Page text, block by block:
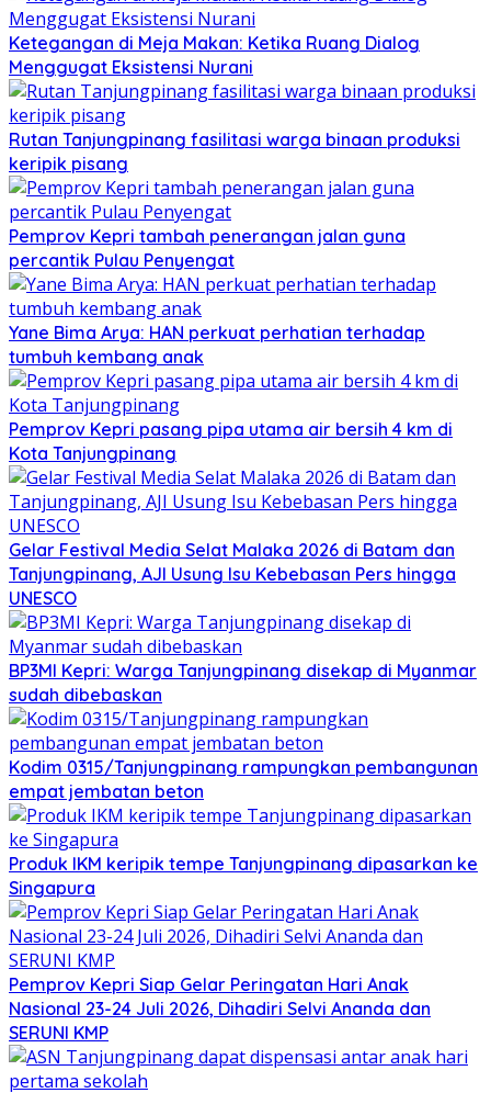
Ketegangan di Meja Makan: Ketika Ruang Dialog
Menggugat Eksistensi Nurani
Rutan Tanjungpinang fasilitasi warga binaan produksi
keripik pisang
Pemprov Kepri tambah penerangan jalan guna
percantik Pulau Penyengat
Yane Bima Arya: HAN perkuat perhatian terhadap
tumbuh kembang anak
Pemprov Kepri pasang pipa utama air bersih 4 km di
Kota Tanjungpinang
Gelar Festival Media Selat Malaka 2026 di Batam dan
Tanjungpinang, AJI Usung Isu Kebebasan Pers hingga
UNESCO
BP3MI Kepri: Warga Tanjungpinang disekap di Myanmar
sudah dibebaskan
Kodim 0315/Tanjungpinang rampungkan pembangunan
empat jembatan beton
Produk IKM keripik tempe Tanjungpinang dipasarkan ke
Singapura
Pemprov Kepri Siap Gelar Peringatan Hari Anak
Nasional 23-24 Juli 2026, Dihadiri Selvi Ananda dan
SERUNI KMP